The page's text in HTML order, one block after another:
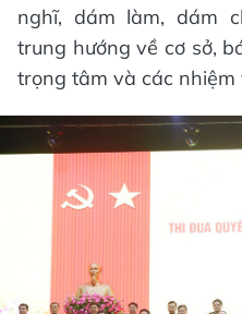
nghĩ, dám làm, dám
trung hướng về cơ sở,
trọng tâm và các nhiệm